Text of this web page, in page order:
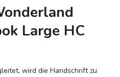
Large HC
wird die Handschrift zu